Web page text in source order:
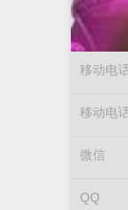
移动电
移动电
微信
QQ